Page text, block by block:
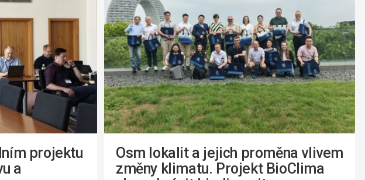
projektu
a
Osm lokalit a jejich proměna vlivem
změny klimatu. Projekt BioClima